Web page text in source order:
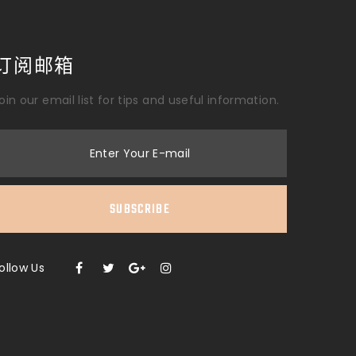
阅邮箱
our email list for tips and useful information.
Enter Your E-mail
SUBSCRIBE
Us